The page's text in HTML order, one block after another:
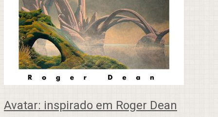
Avatar: inspirado em Roger Dean